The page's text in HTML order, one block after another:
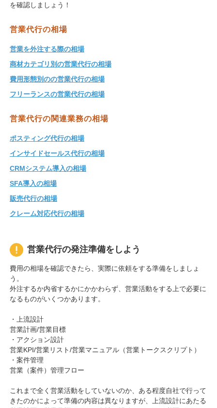
を確認しましょう！
営業代行の相場
営業を外注する際の相場
商材カテゴリ別の営業代行の相場
費用形態別のの営業代行の相場
フリーランスの営業代行の相場
営業代行の関連業務の相場
ポスティング代行の相場
インサイドセールス代行の相場
CRMシステム導入の相場
SFA導入の相場
販売代行の相場
クレーム対応代行の相場
営業代行の発注準備をしよう
費用の相場を確認できたら、実際に依頼をする準備をしましょ
う。
外注するか内省するかにかかわらず、営業活動をする上で必要に
なるものがいくつかあります。
・上流設計
営業計画/営業目標
・アクション設計
営業KPI/営業リスト/営業マニュアル（営業トークスクリプト）
・案件管理
営業（案件）管理フロー
これまで全く営業活動をしていないのか、ある程度自社で行って
きたのかによって準備の内容は異なりますが、上流設計にあたる